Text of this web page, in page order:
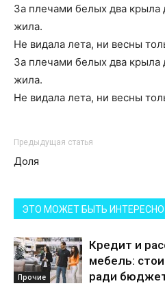
За плечами белых два крыла
жила.
Не видала лета, ни весны
За плечами белых два крыла
жила.
Не видала лета, ни весны
Предыдущая статья
Доля
ЭТО МОЖЕТ БЫТЬ ИНТЕРЕСНО
Прочие
Кредит и
мебель:
ради